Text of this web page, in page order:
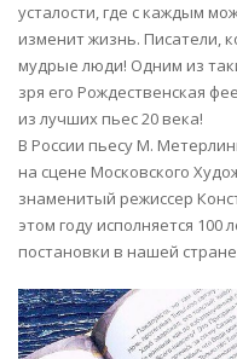
усталости, где с каждым
изменит жизнь. Писатели,
мудрые люди! Одним из
зря его Рождественская
из лучших пьес 20 века!
В России пьесу М.
на сцене Московского
знаменитый режиссер
этом году исполняется 100
постановки в нашей